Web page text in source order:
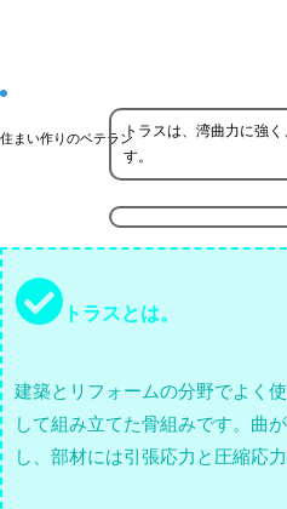
住まい作りのベテラントラスは、湾曲力に強
す。
トラスとは。
建築とリフォームの分野でよく
して組み立てた骨組みです。曲
し、部材には引張応力と圧縮応